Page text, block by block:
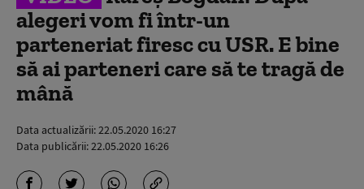
alegeri vom fi într-un
parteneriat firesc cu USR. E bine
să ai parteneri care să te tragă de
mână
Data actualizării:22.05.2020 16:27
Data publicării:22.05.2020 16:26